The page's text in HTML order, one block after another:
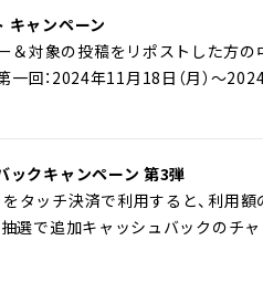
キャンペーン
＆対象の投稿をリポストした方
回：2024年11月18日（月）～
ックキャンペーン 第3弾
ッチ決済で利用すると、利用
選で追加キャッシュバックのチ